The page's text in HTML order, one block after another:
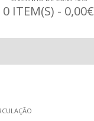
0 ITEM(S) - 0,00€